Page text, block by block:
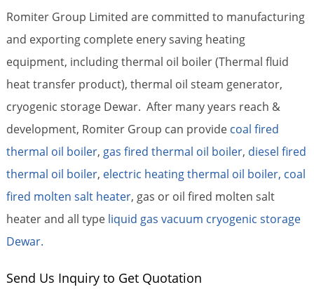
Romiter Group Limited are committed to manufacturing
and exporting complete enery saving heating
equipment, including thermal oil boiler (Thermal fluid
heat transfer product), thermal oil steam generator,
cryogenic storage Dewar. After many years reach &
development, Romiter Group can provide coal fired
thermal oil boiler, gas fired thermal oil boiler, diesel fired
thermal oil boiler, electric heating thermal oil boiler, coal
fired molten salt heater, gas or oil fired molten salt
heater and all type liquid gas vacuum cryogenic storage
Dewar.
Send Us Inquiry to Get Quotation